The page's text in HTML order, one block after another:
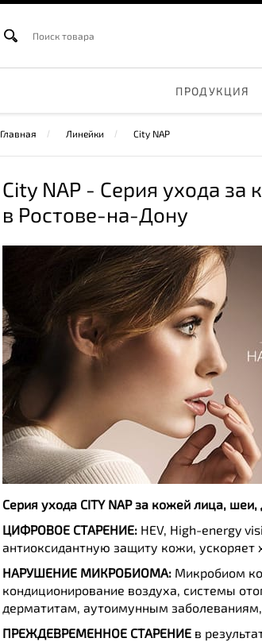
ПРОДУКЦИЯ
Главная Линейки City NAP
City NAP - Cерия ухода за
в Ростове-на-Дону
Cерия ухода CITY NAP за кожей лица,
ЦИФРОВОЕ СТАРЕНИЕ: HEV, High-energy
антиоксидантную защиту кожи, ускоряет
НАРУШЕНИЕ МИКРОБИОМА: Микробиом
кондиционирование воздуха, системы
дерматитам, аутоимунным
ПРЕЖДЕВРЕМЕННОЕ СТАРЕНИЕ в